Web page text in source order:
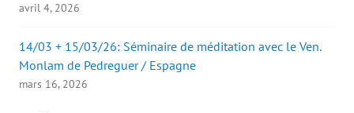
avril 4, 2026
14/03 + 15/03/26: Séminaire de méditation avec le Ven.
Monlam de Pedreguer / Espagne
mars 16, 2026